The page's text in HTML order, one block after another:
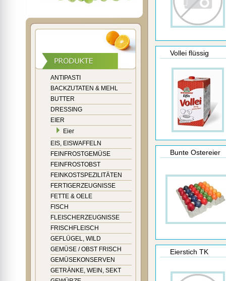
ANTIPASTI
BACKZUTATEN & MEHL
BUTTER
DRESSING
EIER
Eier
EIS, EISWAFFELN
FEINFROSTGEMÜSE
FEINFROSTOBST
FEINKOSTSPEZILITÄTEN
FERTIGERZEUGNISSE
FETTE & OELE
FISCH
FLEISCHERZEUGNISSE
FRISCHFLEISCH
GEFLÜGEL, WILD
GEMÜSE / OBST FRISCH
GEMÜSEKONSERVEN
GETRÄNKE, WEIN, SEKT
Vollei flüssig
Bunte Ostereier
Eierstich TK